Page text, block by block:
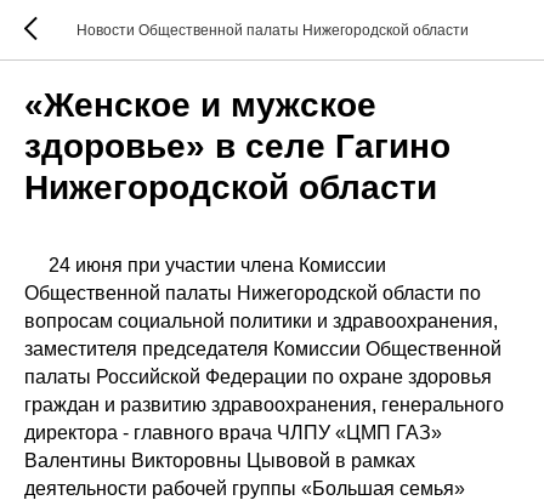
Новости Общественной палаты Нижегородской области
«Женское и мужское
здоровье» в селе Гагино
Нижегородской области
24 июня при участии члена Комиссии
Общественной палаты Нижегородской области по
вопросам социальной политики и здравоохранения,
заместителя председателя Комиссии Общественной
палаты Российской Федерации по охране здоровья
граждан и развитию здравоохранения, генерального
директора - главного врача ЧЛПУ «ЦМП ГАЗ»
Валентины Викторовны Цывовой в рамках
деятельности рабочей группы «Большая семья»